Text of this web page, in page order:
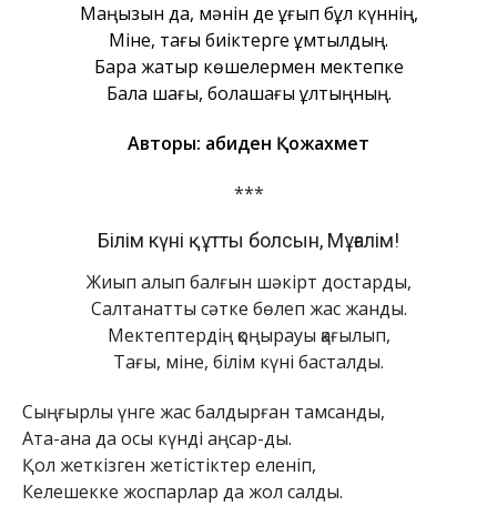
Маңызын да, мәнін де ұғып бұл күннің,
Міне, тағы биіктерге ұмтылдың.
Бара жатыр көшелермен мектепке
Бала шағы, болашағы ұлтыңның.
Авторы: Ғабиден Қожахмет
***
Білім күні құтты болсын, Мұғалім!
Жиып алып балғын шәкірт достарды,
Салтанатты сәтке бөлеп жас жанды.
Мектептердің қоңырауы қағылып,
Тағы, міне, білім күні басталды.
Сыңғырлы үнге жас балдырған тамсанды,
Ата-ана да осы күнді аңсар-ды.
Қол жеткізген жетістіктер еленіп,
Келешекке жоспарлар да жол салды.